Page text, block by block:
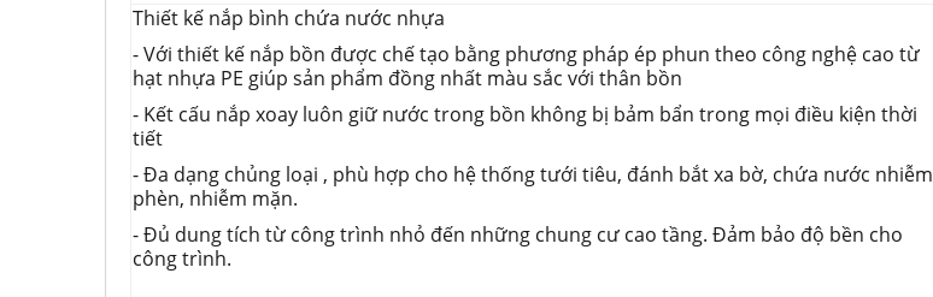
Thiết kế nắp bình chứa nước nhựa
- Với thiết kế nắp bồn được chế tạo bằng phương pháp ép phun theo công nghệ cao từ
hạt nhựa PE giúp sản phẩm đồng nhất màu sắc với thân bồn
- Kết cấu nắp xoay luôn giữ nước trong bồn không bị bảm bẩn trong mọi điều kiện thời
tiết
- Đa dạng chủng loại , phù hợp cho hệ thống tưới tiêu, đánh bắt xa bờ, chứa nước nhiễm
phèn, nhiễm mặn.
- Đủ dung tích từ công trình nhỏ đến những chung cư cao tầng. Đảm bảo độ bền cho
công trình.